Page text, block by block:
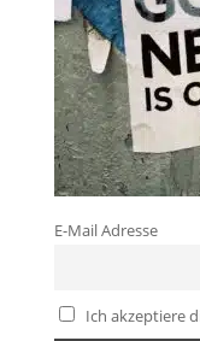
E-Mail Adresse
Ich akzeptiere